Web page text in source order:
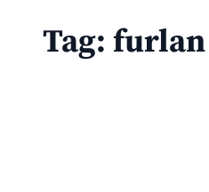
Tag: furlan